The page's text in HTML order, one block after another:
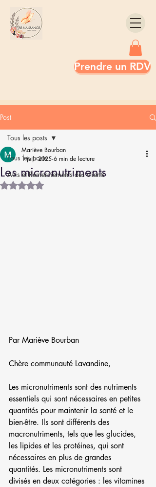
Prendre un RDV
Post
Tous les posts
Avis et Remerciements des clients
Tous les posts
Les micronutriments
Mariève Bourban
1 juil. 2025 6 min de lecture
Noté NaN étoiles sur 5.
Par Mariève Bourban
Chère communauté Lavandine,
Les micronutriments sont des nutriments
essentiels qui sont nécessaires en petites
quantités pour maintenir la santé et le
bien-être. Ils sont différents des
macronutriments, tels que les glucides,
les lipides et les protéines, qui sont
nécessaires en plus de grandes
quantités. Les micronutriments sont
divisés en deux catégories : les vitamines